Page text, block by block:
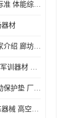
高空体能训练架 标准 体能综合训练架
器材
撑杆式跳高垫 厂家介绍 廊坊舞蹈室体操垫
400米障碍低桩网 军训器材 厂家实物图
训练垫子 焦作运动保护垫 厂家销售
组合心理行为训练器械 高空拓展训练架 守信厂家